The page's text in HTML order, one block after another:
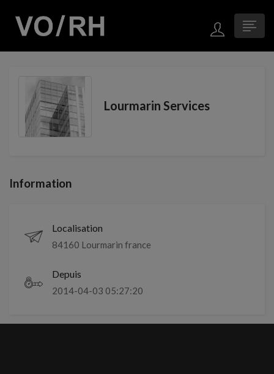
Lourmarin Services
Information
Localisation
84160 Lourmarin france
Depuis
2014-04-03 05:27:20